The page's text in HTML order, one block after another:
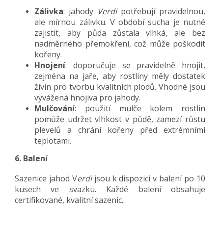
Zálivka: jahody Verdipotřebují pravidelnou,
ale mírnou zálivku. V období sucha je nutné
zajistit, aby půda zůstala vlhká, ale bez
nadměrného přemokření, což může poškodit
kořeny.
Hnojení: doporučuje se pravidelně hnojit,
zejména na jaře, aby rostliny měly dostatek
živin pro tvorbu kvalitních plodů. Vhodné jsou
vyvážená hnojiva pro jahody.
Mulčování: použití mulče kolem rostlin
pomůže udržet vlhkost v půdě, zamezí růstu
plevelů a chrání kořeny před extrémními
teplotami.
6. Balení
Sazenice jahod Verdijsou k dispozici v balení po 10
kusech ve svazku. Každé balení obsahuje
certifikované, kvalitní sazenic.